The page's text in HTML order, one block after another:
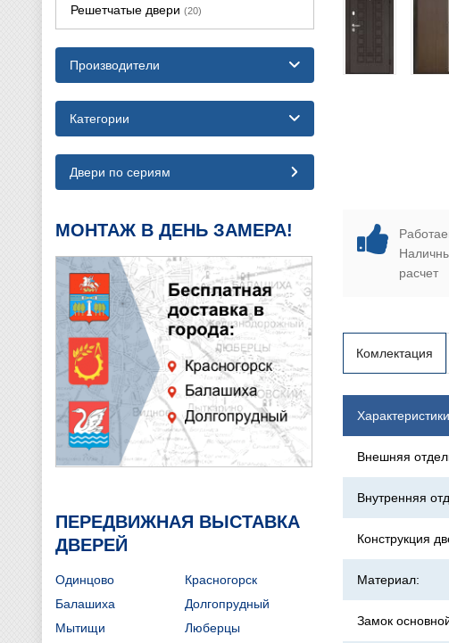
расчет
Комлектация
Внешняя
Внутренняя
Конструкция
Материал:
Замок
Решетчатые двери (20)
Производители
Категории
Двери по сериям
МОНТАЖ В ДЕНЬ ЗАМЕРА!
ПЕРЕДВИЖНАЯ ВЫСТАВКА
ДВЕРЕЙ
Одинцово
Красногорск
Балашиха
Долгопрудный
Мытищи
Люберцы